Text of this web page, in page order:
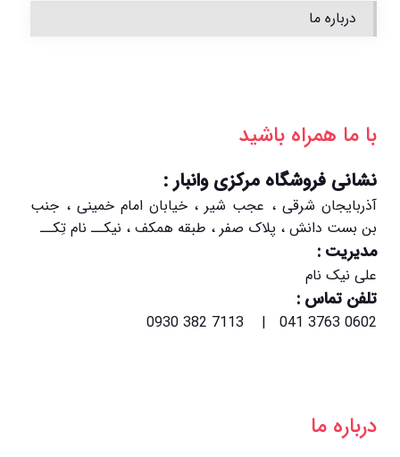
درباره ما
با ما همراه باشید
نشانی فروشگاه مرکزی وانبار :
آذربایجان شرقی ، عجب شیر ، خیابان امام خمینی ، جنب
بن بست دانش ، پلاک صفر ، طبقه همکف ، نیکــ نام تِکــ
مدیریت :
علی نیک نام
تلفن تماس :
0602 3763 041 | 7113 382 0930
درباره ما